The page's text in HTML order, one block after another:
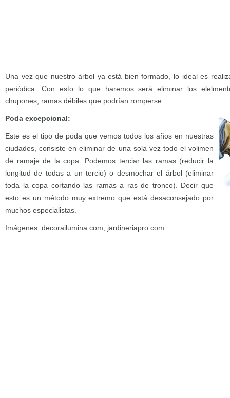
Una vez que nuestro árbol ya está bien formado, lo ideal es
periódica. Con esto lo que haremos será eliminar los
chupones, ramas débiles que podrían romperse…
Poda excepcional:
Este es el tipo de poda que vemos todos los años en nuestras
ciudades, consiste en eliminar de una sola vez todo el volimen
de ramaje de la copa. Podemos terciar las ramas (reducir la
longitud de todas a un tercio) o desmochar el árbol (eliminar
toda la copa cortando las ramas a ras de tronco). Decir que
esto es un método muy extremo que está desaconsejado por
muchos especialistas.
Imágenes: decorailumina.com, jardineriapro.com